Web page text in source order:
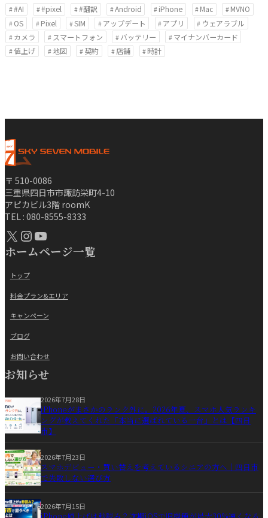
#AI #pixel #翻訳 Android iPhone Mac
MVNO
OS
Pixel SIM アップデート アプリ
ウェアラブル
カメラ
スマートフォン バッテリー
マイナンバーカード
値上げ
地図 契約 店舗 時計
〒 510-0086
三重県四日市市諏訪栄町4-10
アピカビル3階 roomK
TEL : 080-8555-8333
X InstagramYouTube
ホームページ一覧
トップ
料金プラン&エリア
キャンペーン
ブログ
お問い合わせ
お知らせ
2026年7月28日
iPhoneがまさかのランク外に。2026年夏、スマホ人気ランキ
ングが教えてくれた「本当に選ばれている一台」とは【四日
市】
2026年7月23日
スマホデビュー・買い替えを考えているシニアの方へ｜四日市
で失敗しない選び方
2026年7月15日